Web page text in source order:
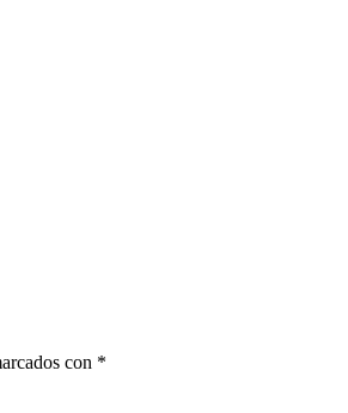
con *